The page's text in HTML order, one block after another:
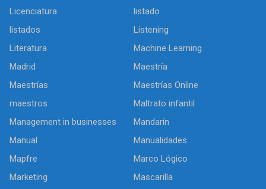
Licenciatura
listado
listados
Listening
Literatura
Machine Learning
Madrid
Maestría
Maestrías
Maestrías Online
maestros
Maltrato infantil
Management in businesses
Mandarín
Manual
Manualidades
Mapfre
Marco Lógico
Marketing
Mascarilla